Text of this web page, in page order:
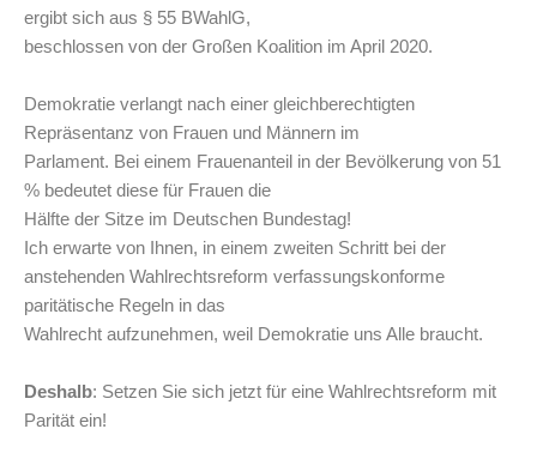
ergibt sich aus § 55 BWahlG,
beschlossen von der Großen Koalition im April 2020.
Demokratie verlangt nach einer gleichberechtigten
Repräsentanz von Frauen und Männern im
Parlament. Bei einem Frauenanteil in der Bevölkerung von 51
% bedeutet diese für Frauen die
Hälfte der Sitze im Deutschen Bundestag!
Ich erwarte von Ihnen, in einem zweiten Schritt bei der
anstehenden Wahlrechtsreform verfassungskonforme
paritätische Regeln in das
Wahlrecht aufzunehmen, weil Demokratie uns Alle braucht.
Deshalb: Setzen Sie sich jetzt für eine Wahlrechtsreform mit
Parität ein!